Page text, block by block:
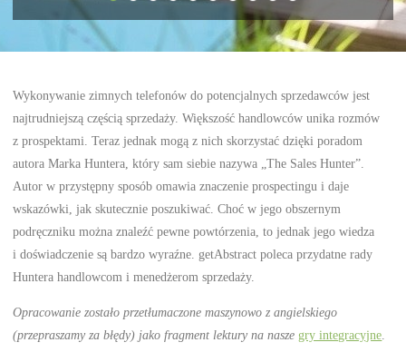
Wykonywanie zimnych telefonów do potencjalnych sprzedawców jest
najtrudniejszą częścią sprzedaży. Większość handlowców unika rozmów
z prospektami. Teraz jednak mogą z nich skorzystać dzięki poradom
autora Marka Huntera, który sam siebie nazywa „The Sales Hunter”.
Autor w przystępny sposób omawia znaczenie prospectingu i daje
wskazówki, jak skutecznie poszukiwać. Choć w jego obszernym
podręczniku można znaleźć pewne powtórzenia, to jednak jego wiedza
i doświadczenie są bardzo wyraźne. getAbstract poleca przydatne rady
Huntera handlowcom i menedżerom sprzedaży.
Opracowanie zostało przetłumaczone maszynowo z angielskiego
(przepraszamy za błędy) jako fragment lektury na nasze gry integracyjne.